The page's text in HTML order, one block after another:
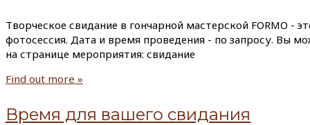
Творческое свидание в гончарной мастерской FORMO -
фотосессия. Дата и время проведения - по запросу. Вы
на странице мероприятия: свидание
Find out more »
Время для вашего свидания